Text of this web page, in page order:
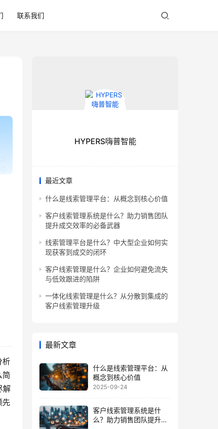
联系我们
析
简
解
先
HYPERS嗨普智能
最近文章
什么是线索管理平台：从概念到核心价值
客户线索管理系统是什么？助力销售团队
提升成交效率的必备武器
线索管理平台是什么？中大型企业如何实
现获客到成交的闭环
客户线索管理是什么？企业如何避免流失
与低效跟进的陷阱
一体化线索管理是什么？从分散到集成的
客户线索管理升级
最新文章
什么是线索管理平台：从
概念到核心价值
2025-09-24
客户线索管理系统是什
么？助力销售团队提升成